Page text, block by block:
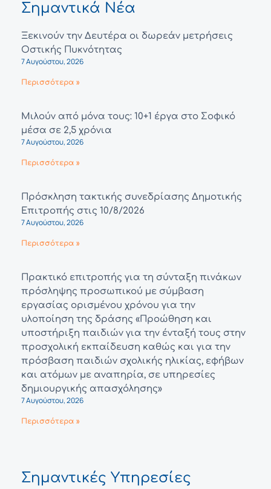
Σημαντικά Νέα
Ξεκινούν την Δευτέρα οι δωρεάν μετρήσεις
Οστικής Πυκνότητας
7 Αυγούστου, 2026
Περισσότερα »
Μιλούν από μόνα τους: 10+1 έργα στο Σοφικό
μέσα σε 2,5 χρόνια
7 Αυγούστου, 2026
Περισσότερα »
Πρόσκληση τακτικής συνεδρίασης Δημοτικής
Επιτροπής στις 10/8/2026
7 Αυγούστου, 2026
Περισσότερα »
Πρακτικό επιτροπής για τη σύνταξη πινάκων
πρόσληψης προσωπικού με σύμβαση
εργασίας ορισμένου χρόνου για την
υλοποίηση της δράσης «Προώθηση και
υποστήριξη παιδιών για την ένταξή τους στην
προσχολική εκπαίδευση καθώς και για την
πρόσβαση παιδιών σχολικής ηλικίας, εφήβων
και ατόμων με αναπηρία, σε υπηρεσίες
δημιουργικής απασχόλησης»
7 Αυγούστου, 2026
Περισσότερα »
Σημαντικές Υπηρεσίες